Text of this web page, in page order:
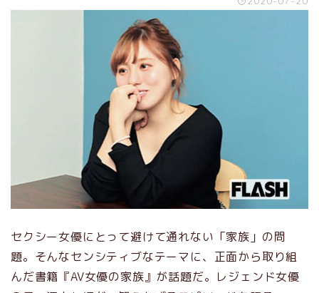
セクシー女優にとって避けて通れない「家族」の問
題。そんなセンシティブなテーマに、正面から取り組
んだ書籍『AV女優の家族』が話題だ。レジェンド女優